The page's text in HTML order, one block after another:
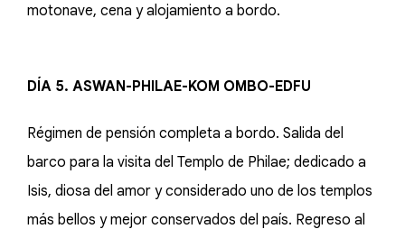
motonave, cena y alojamiento a bordo.
DÍA 5. ASWAN-PHILAE-KOM OMBO-EDFU
Régimen de pensión completa a bordo. Salida del
barco para la visita del Templo de Philae; dedicado a
Isis, diosa del amor y considerado uno de los templos
más bellos y mejor conservados del país. Regreso al